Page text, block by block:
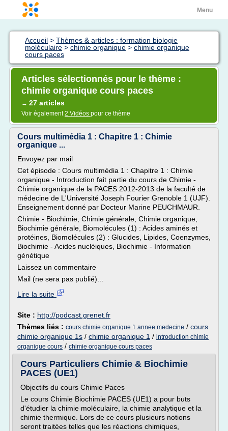
Menu
Accueil > Thèmes & articles : formation biologie
moléculaire > chimie organique > chimie organique
cours paces
Articles sélectionnés pour le thème :
chimie organique cours paces
→ 27 articles
Voir également2 Vidéos pour ce thème
Cours multimédia 1 : Chapitre 1 : Chimie
organique ...
Envoyez par mail
Cet épisode : Cours multimédia 1 : Chapitre 1 : Chimie
organique - Introduction fait partie du cours de Chimie -
Chimie organique de la PACES 2012-2013 de la faculté de
médecine de L'Université Joseph Fourier Grenoble 1 (UJF).
Enseignement donné par Docteur Marine PEUCHMAUR.
Chimie - Biochimie, Chimie générale, Chimie organique,
Biochimie générale, Biomolécules (1) : Acides aminés et
protéines, Biomolécules (2) : Glucides, Lipides, Coenzymes,
Biochimie - Acides nucléiques, Biochimie - Information
génétique
Laissez un commentaire
Mail (ne sera pas publié)...
Lire la suite
Site : http://podcast.grenet.fr
Thèmes liés : cours chimie organique 1 annee medecine / cours
chimie organique 1s / chimie organique 1 / introduction chimie
organique cours / chimie organique cours paces
Cours Particuliers Chimie & Biochimie
PACES (UE1)
Objectifs du cours Chimie Paces
Le cours Chimie Biochimie PACES (UE1) a pour buts
d'étudier la chimie moléculaire, la chimie analytique et la
chimie thermique. Lors de ce cours plusieurs notions
seront traitées telles que les réactions chimiques,